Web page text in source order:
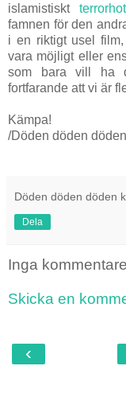
islamistiskt terrorhot
famnen för den
i en riktigt usel
vara möjligt eller
som bara vill ha
fortfarande att vi är
Kämpa!
/Döden döden döden
Döden döden döden
Dela
Inga
Skicka en
‹